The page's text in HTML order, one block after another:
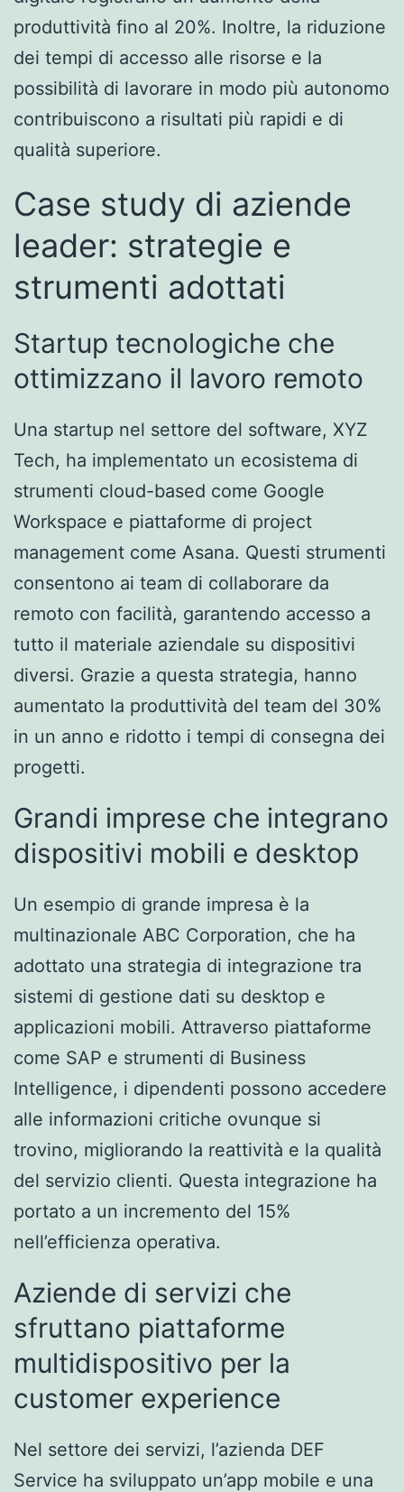
produttività fino al 20%. Inoltre, la riduzione
dei tempi di accesso alle risorse e la
possibilità di lavorare in modo più autonomo
contribuiscono a risultati più rapidi e di
qualità superiore.
Case study di aziende
leader: strategie e
strumenti adottati
Startup tecnologiche che
ottimizzano il lavoro remoto
Una startup nel settore del software, XYZ
Tech, ha implementato un ecosistema di
strumenti cloud-based come Google
Workspace e piattaforme di project
management come Asana. Questi strumenti
consentono ai team di collaborare da
remoto con facilità, garantendo accesso a
tutto il materiale aziendale su dispositivi
diversi. Grazie a questa strategia, hanno
aumentato la produttività del team del 30%
in un anno e ridotto i tempi di consegna dei
progetti.
Grandi imprese che integrano
dispositivi mobili e desktop
Un esempio di grande impresa è la
multinazionale ABC Corporation, che ha
adottato una strategia di integrazione tra
sistemi di gestione dati su desktop e
applicazioni mobili. Attraverso piattaforme
come SAP e strumenti di Business
Intelligence, i dipendenti possono accedere
alle informazioni critiche ovunque si
trovino, migliorando la reattività e la qualità
del servizio clienti. Questa integrazione ha
portato a un incremento del 15%
nell’efficienza operativa.
Aziende di servizi che
sfruttano piattaforme
multidispositivo per la
customer experience
Nel settore dei servizi, l’azienda DEF
Service ha sviluppato un’app mobile e una